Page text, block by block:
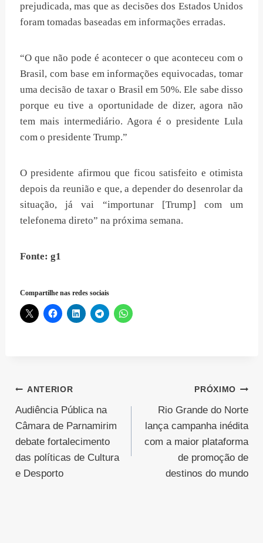
prejudicada, mas que as decisões dos Estados Unidos
foram tomadas baseadas em informações erradas.
“O que não pode é acontecer o que aconteceu com o
Brasil, com base em informações equivocadas, tomar
uma decisão de taxar o Brasil em 50%. Ele sabe disso
porque eu tive a oportunidade de dizer, agora não
tem mais intermediário. Agora é o presidente Lula
com o presidente Trump.”
O presidente afirmou que ficou satisfeito e otimista
depois da reunião e que, a depender do desenrolar da
situação, já vai “importunar [Trump] com um
telefonema direto” na próxima semana.
Fonte: g1
Compartilhe nas redes sociais
Navegação
de
Post
ANTERIOR
Audiência Pública na
Câmara de Parnamirim
debate fortalecimento
das políticas de Cultura
e Desporto
PRÓXIMO
Rio Grande do Norte
lança campanha inédita
com a maior plataforma
de promoção de
destinos do mundo